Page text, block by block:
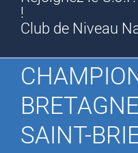
!
Club de Niveau
SAINT-